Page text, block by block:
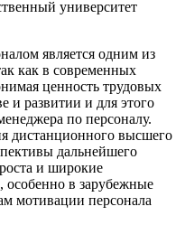
является одним из
как в современных
ценность трудовых
и развитии и для этого
по персоналу.
дистанционного высшего
дальнейшего
и широкие
особенно в зарубежные
мотивации персонала